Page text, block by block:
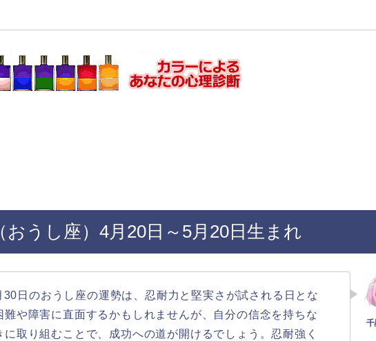
おうし座）4月20日～5月20日生まれ
日のおうし座の運勢は、忍耐力と堅実さが試される日とな
難や障害に直面するかもしれませんが、自分の信念を持ちな
に取り組むことで、成功への道が開けるでしょう。忍耐強く